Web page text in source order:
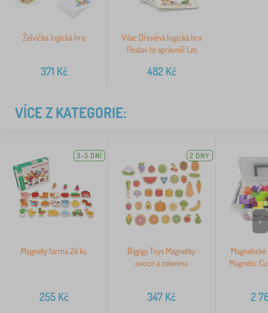
Želvička logická hra
371 Kč
Vilac Dřevěná logická hra
Postav to správně! Les
482Kč
VÍCE Z KATEGORIE:
3-5 DNÍ
Magnety farma 24 ks.
255Kč
2 DNY
Bigjigs Toys Magnetky
ovoce a zelenina
347 Kč
Magnetic
2
>